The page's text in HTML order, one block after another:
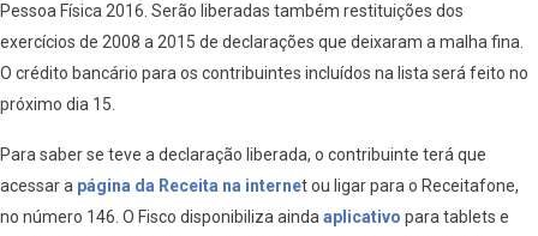
Pessoa Física 2016. Serão liberadas também restituições dos
exercícios de 2008 a 2015 de declarações que deixaram a malha fina.
O crédito bancário para os contribuintes incluídos na lista será feito no
próximo dia 15.
Para saber se teve a declaração liberada, o contribuinte terá que
acessar a página da Receita na internet ou ligar para o Receitafone,
no número 146. O Fisco disponibiliza ainda aplicativo para tablets e